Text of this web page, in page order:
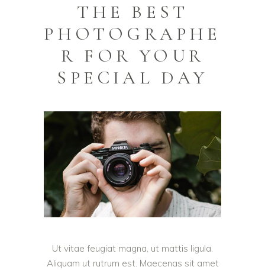
THE BEST
PHOTOGRAPHE
R FOR YOUR
SPECIAL DAY
Ut vitae feugiat magna, ut mattis ligula.
Aliquam ut rutrum est. Maecenas sit amet